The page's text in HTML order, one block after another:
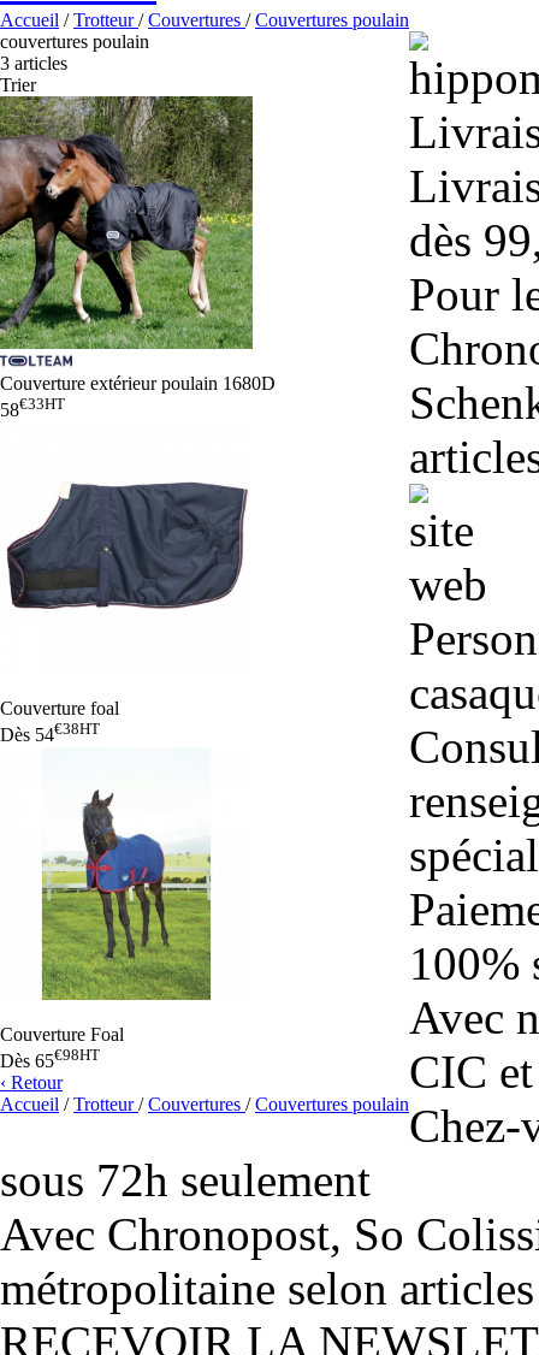
Accueil /Trotteur /Couvertures /Couvertures poulain
couvertures poulain
3 articles
Trier
Couverture extérieur poulain 1680D
58€33HT
Couverture foal
Dès 54€38HT
Couverture Foal
Dès 65€98HT
‹ Retour
Accueil /Trotteur /Couvertures /Couvertures poulain
dès
Pour
100%
Avec
CIC
Chez-
sous 72h seulement
Avec Chronopost, So
métropolitaine selon
RECEVOIR LA